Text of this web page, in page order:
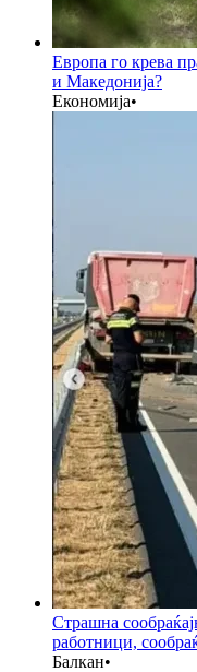
Европа го крева
и Македонија?
Економија•
Страшна
работници,
Балкан•